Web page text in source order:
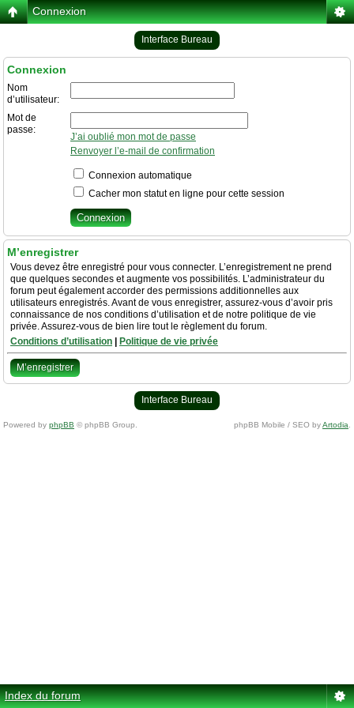
Connexion
Interface Bureau
Connexion
Nom
d’utilisateur:
Mot de
passe:
J’ai oublié mon mot de passe
Renvoyer l’e-mail de confirmation
Connexion automatique
Cacher mon statut en ligne pour cette session
M’enregistrer
Vous devez être enregistré pour vous connecter. L’enregistrement ne prend
que quelques secondes et augmente vos possibilités. L’administrateur du
forum peut également accorder des permissions additionnelles aux
utilisateurs enregistrés. Avant de vous enregistrer, assurez-vous d’avoir pris
connaissance de nos conditions d’utilisation et de notre politique de vie
privée. Assurez-vous de bien lire tout le règlement du forum.
Conditions d’utilisation
Politique de vie privée
M’enregistrer
Interface Bureau
Powered by phpBB © phpBB Group. phpBB Mobile / SEO byArtodia
Index du forum